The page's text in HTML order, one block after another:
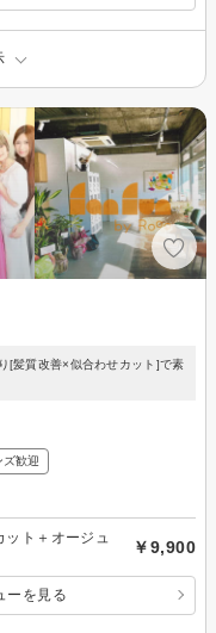
[髪質改善×似合わせカット]で素
ズ歓迎
ット＋オージュ
￥9,900
ーを見る